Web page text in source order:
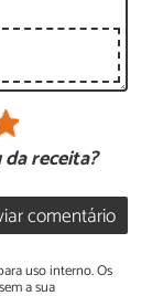
receita?
comentário
uso interno. Os
a sua